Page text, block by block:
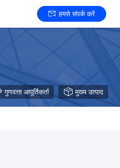
हमसे संपर्क करें
गुणवत्ता आपूर्तिकर्ता मुख्य उत्पाद